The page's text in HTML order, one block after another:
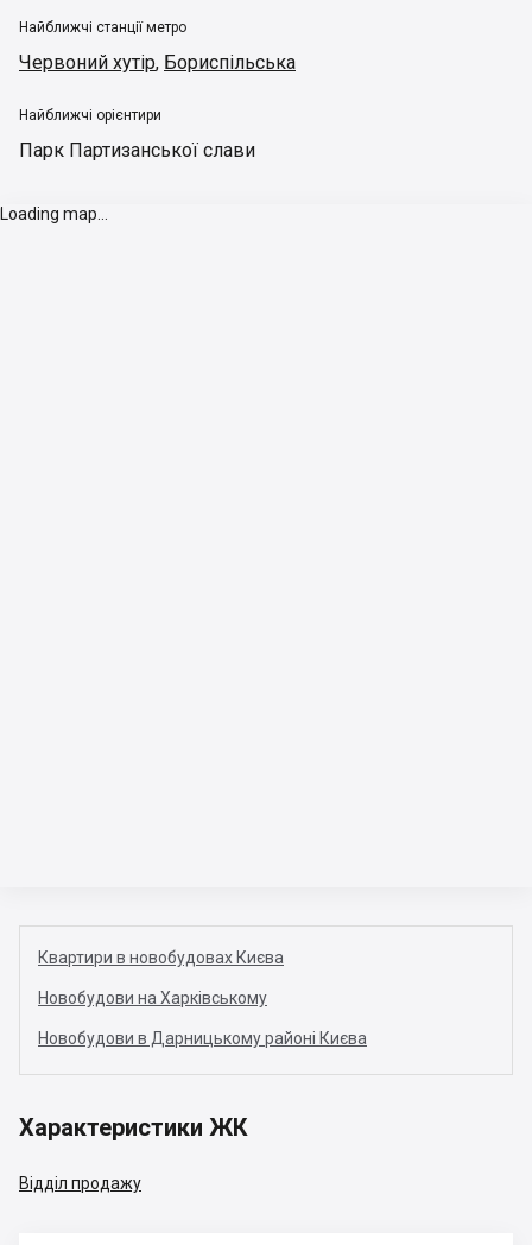
Найближчі станції метро
Червоний хутір, Бориспільська
Найближчі орієнтири
Парк Партизанської слави
Loading map...
Квартири в новобудовах Києва
Новобудови на Харківському
Новобудови в Дарницькому районі Києва
Характеристики ЖК
Відділ продажу